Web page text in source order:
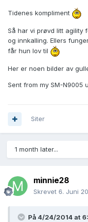
Tidenes kompliment
Så har vi prøvd litt agility
og innkalling. Ellers
får hun lov til
Her er noen bilder av
Sent from my SM-N9005
Siter
1 month later...
minnie28
Skrevet 6. Juni
På 4/24/2014 at